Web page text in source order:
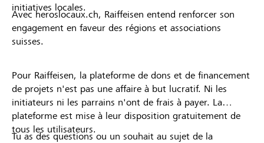
initiatives locales.
Avec heroslocaux.ch, Raiffeisen entend renforcer son
engagement en faveur des régions et associations
suisses.
Pour Raiffeisen, la plateforme de dons et de financement
de projets n'est pas une affaire à but lucratif. Ni les
initiateurs ni les parrains n'ont de frais à payer. La
plateforme est mise à leur disposition gratuitement de
tous les utilisateurs.
Tu as des questions ou un souhait au sujet de la